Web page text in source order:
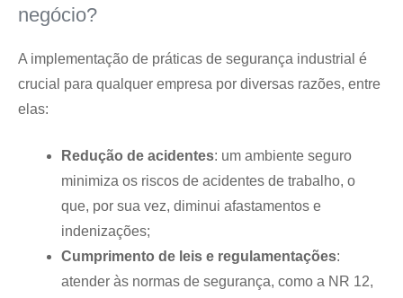
negócio?
A implementação de práticas de segurança industrial é
crucial para qualquer empresa por diversas razões, entre
elas:
Redução de acidentes: um ambiente seguro
minimiza os riscos de acidentes de trabalho, o
que, por sua vez, diminui afastamentos e
indenizações;
Cumprimento de leis e regulamentações:
atender às normas de segurança, como a NR 12,